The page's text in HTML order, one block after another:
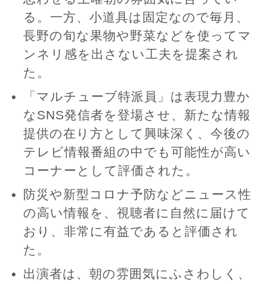
る。一方、小道具は固定なので毎月、
長野の旬な果物や野菜などを使ってマ
ンネリ感を出さない工夫を提案され
た。
「マルチューブ特派員」は表現力豊か
なSNS発信者を登場させ、新たな情報
提供の在り方として興味深く、今後の
テレビ情報番組の中でも可能性が高い
コーナーとして評価された。
防災や新型コロナ予防などニュース性
の高い情報を、視聴者に自然に届けて
おり、非常に有益であると評価され
た。
出演者は、朝の雰囲気にふさわしく、